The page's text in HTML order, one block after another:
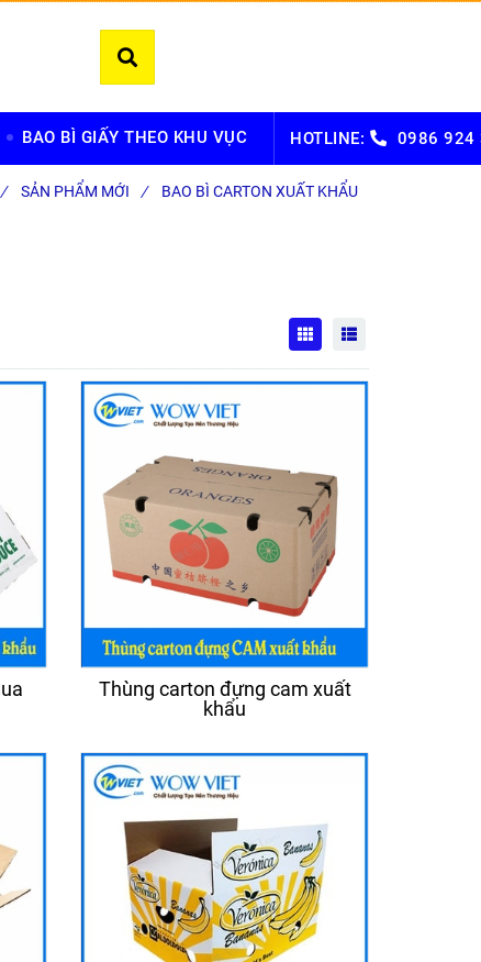
BAO BÌ GIẤY THEO KHU VỤC HOTLINE: 0986 924
/ SẢN PHẨM MỚI / BAO BÌ CARTON XUẤT KHẨU
Thùng carton đựng cam xuất
khẩu